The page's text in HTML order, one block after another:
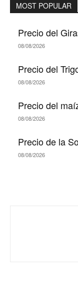
MOST POPULAR
Precio del
08/08/2026
Precio del
08/08/2026
Precio del
08/08/2026
Precio de la
08/08/2026